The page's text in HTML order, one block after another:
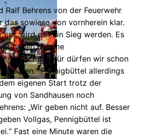
Ralf Behrens von der Feuerwehr
das sowieso von vornherein klar.
uns wird es kein Sieg werden. Es
haben dumme
gemacht. Dafür dürfen wir schon
Pennigbüttel allerdings
eigenen Start trotz der
von Sandhausen noch
„Wir geben nicht auf. Besser
Vollgas, Pennigbüttel ist
Fast eine Minute waren die